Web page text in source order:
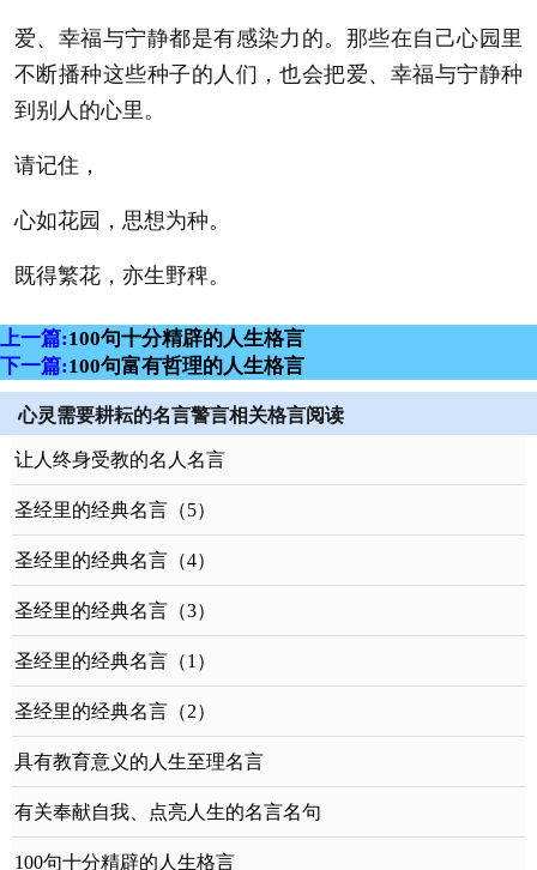
爱、幸福与宁静都是有感染力的。那些在自己心园里
不断播种这些种子的人们，也会把爱、幸福与宁静种
到别人的心里。
请记住，
心如花园，思想为种。
既得繁花，亦生野稗。
上一篇:100句十分精辟的人生格言
下一篇:100句富有哲理的人生格言
心灵需要耕耘的名言警言相关格言阅读
让人终身受教的名人名言
圣经里的经典名言（5）
圣经里的经典名言（4）
圣经里的经典名言（3）
圣经里的经典名言（1）
圣经里的经典名言（2）
具有教育意义的人生至理名言
有关奉献自我、点亮人生的名言名句
100句十分精辟的人生格言